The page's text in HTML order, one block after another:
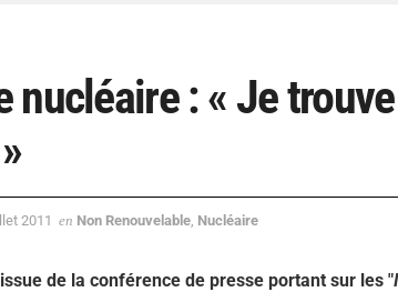
nucléaire : « Je
2011 en Non Renouvelable Nucléaire
de la conférence de presse portant sur les "